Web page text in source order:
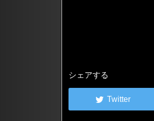
シェアする